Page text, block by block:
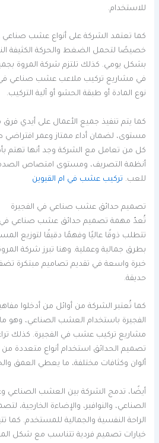
للاستخدام.
كما تعتمد الشركة على أنواع عشب صناعي
خصيصًا لتحمل الضغط والحركة الكثيفة
بشكل يومي. كذلك تلتزم شركة المروة
في مشاريع تركيب ملاعب عشب صناعي في
نوع المادة أو طبقة الحشو أو آلية التركيب.
كما يتم تنفيذ جميع الأعمال على أيدي
مستوى، لضمان أداء ممتاز وعمر
كل من تعامل مع الشركة وجد أنها تهتم
أنظمة التصريف، ومستوى امتصاص
للعب. تركيب عشب في ام القيوين
تصميم حدائق عشب صناعي في الفجيرة
تُعدّ مهمة تصميم حدائق عشب صناعي في
تتطلب ذوقًا عاليًا وفهمًا دقيقًا لتوزيع
بطرق جمالية وعملية. وهنا تبرز شركة
خبرة واسعة في تقديم تصاميم مبتكرة
حديقة.
كما تُعتبر الشركة من أوائل من أدخلوا
الفجيرة باستخدام العشب الصناعي، وهو
مشاريع تركيب عشب في الفجيرة. كذلك
تصميم الحدائق استخدام أنواع متعددة
ألوان وكثافات مختلفة، ما يعطي العمق
أيضًا، تدمج الشركة بين العشب الصناعي
الصناعي، والنوافير، والإضاءة الخارجية،
الراحة النفسية والجمالية للمستخدم. كما
خيارات تصميم فردية تتناسب مع شكل